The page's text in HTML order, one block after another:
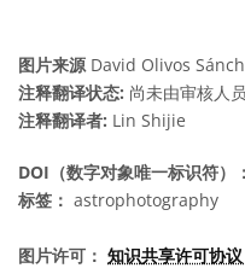
图片来源 David Olivos
注释翻译状态: 尚未由审核人
注释翻译者: Lin Shijie
DOI（数字对象唯一标识符）：
标签： astrophotography
图片许可： 知识共享许可协